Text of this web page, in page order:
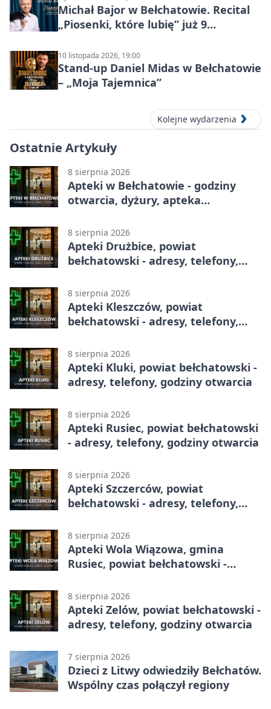
Michał Bajor w Bełchatowie. Recital
„Piosenki, które lubię” już 9
10 listopada 2026, 19:00
Stand-up Daniel Midas w Bełchatowie
– „Moja Tajemnica”
Kolejne wydarzenia
Ostatnie Artykuły
8 sierpnia 2026
Apteki w Bełchatowie - godziny
otwarcia, dyżury, apteka
8 sierpnia 2026
Apteki Drużbice, powiat
bełchatowski - adresy, telefony,
8 sierpnia 2026
Apteki Kleszczów, powiat
bełchatowski - adresy, telefony,
8 sierpnia 2026
Apteki Kluki, powiat bełchatowski -
adresy, telefony, godziny otwarcia
8 sierpnia 2026
Apteki Rusiec, powiat bełchatowski
- adresy, telefony, godziny otwarcia
8 sierpnia 2026
Apteki Szczerców, powiat
bełchatowski - adresy, telefony,
8 sierpnia 2026
Apteki Wola Wiązowa, gmina
Rusiec, powiat bełchatowski -
8 sierpnia 2026
Apteki Zelów, powiat bełchatowski -
adresy, telefony, godziny otwarcia
7 sierpnia 2026
Dzieci z Litwy odwiedziły Bełchatów.
Wspólny czas połączył regiony